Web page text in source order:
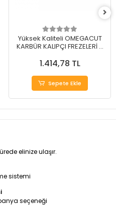
Yüksek Kaliteli OMEGACUT
KARBÜR KALIPÇI FREZELERİ H
1.414,78 TL
Sepete Ekle
elinize ulaşır.
sistemi
seçeneği